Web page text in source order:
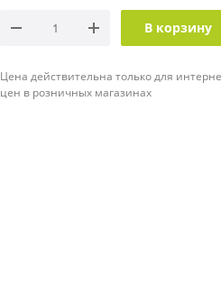
В корзину
Цена действительна только для
цен в розничных магазинах